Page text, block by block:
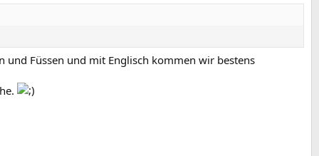
Füssen und mit Englisch kommen wir bestens